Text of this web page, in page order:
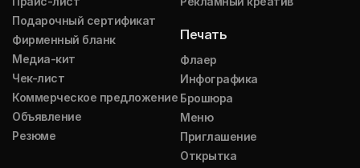
Подарочный сертификат
Фирменный бланк
Медиа-кит
Чек-лист
Коммерческое предложение
Объявление
Резюме
Печать
Флаер
Инфографика
Брошюра
Меню
Приглашение
Открытка